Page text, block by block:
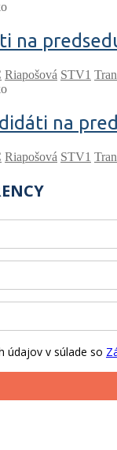
na
Riapošová STV1
na
Riapošová STV1